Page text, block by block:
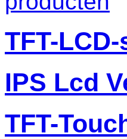
TFT-
IPS Lcd
TFT-